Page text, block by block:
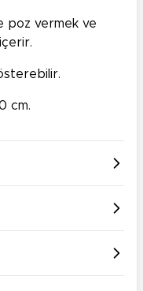
poz vermek ve
cm.